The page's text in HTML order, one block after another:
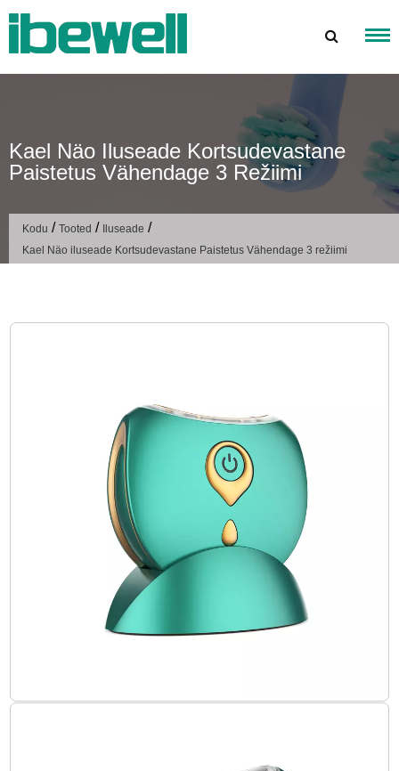
juurde
Kael Näo Iluseade Kortsudevastane
Paistetus Vähendage 3 Režiimi
Kodu / Tooted / Iluseade /
Kael Näo iluseade Kortsudevastane Paistetus Vähendage 3 režiimi